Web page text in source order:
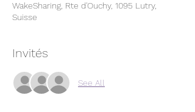
WakeSharing, Rte d'Ouchy, 1095 Lutry,
Suisse
Invités
See All